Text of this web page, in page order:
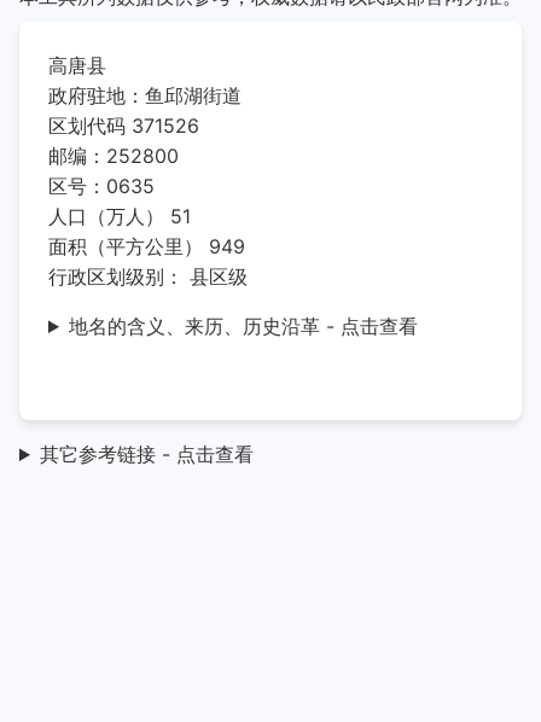
高唐县
政府驻地：鱼邱湖街道
区划代码 371526
邮编：252800
区号：0635
人口（万人） 51
面积（平方公里） 949
行政区划级别： 县区级
地名的含义、来历、历史沿革 - 点击查看
其它参考链接 - 点击查看